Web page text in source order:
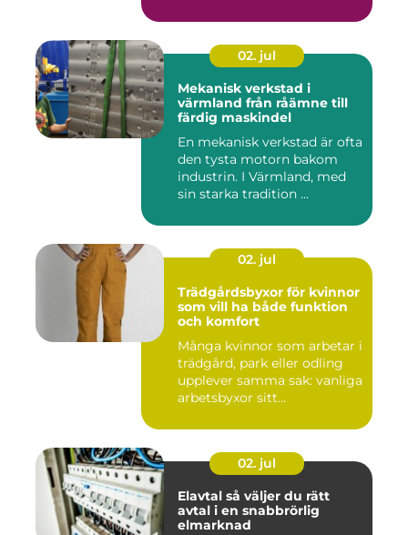
02. jul
Mekanisk verkstad i
värmland från råämne till
färdig maskindel
En mekanisk verkstad är ofta
den tysta motorn bakom
industrin. I Värmland, med
sin starka tradition ...
02. jul
Trädgårdsbyxor för kvinnor
som vill ha både funktion
och komfort
Många kvinnor som arbetar i
trädgård, park eller odling
upplever samma sak: vanliga
arbetsbyxor sitt...
02. jul
Elavtal så väljer du rätt
avtal i en snabbrörlig
elmarknad